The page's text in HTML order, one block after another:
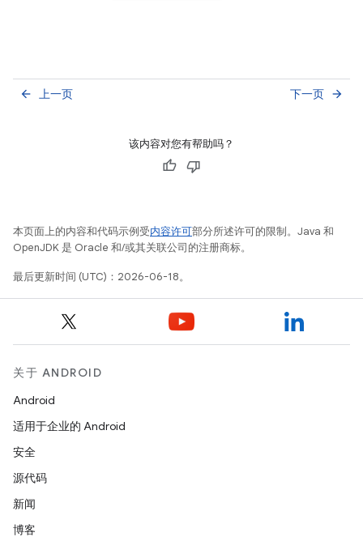
上一页
arrow_back 下一页 arrow_forward
该内容对您有帮助吗？
本页面上的内容和代码示例受内容许可部分所述许可的限制。Java 和
OpenJDK 是 Oracle 和/或其关联公司的注册商标。
最后更新时间 (UTC)：2026-06-18。
关于 ANDROID
Android
适用于企业的 Android
安全
源代码
新闻
博客